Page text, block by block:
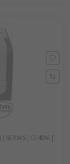
SERWIS | CE459A |